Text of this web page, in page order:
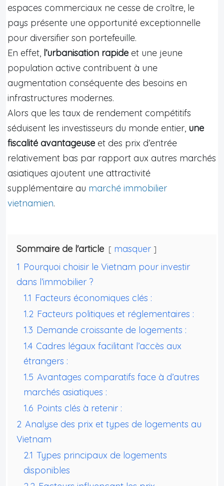
espaces commerciaux ne cesse de croître, le
pays présente une opportunité exceptionnelle
pour diversifier son portefeuille.
En effet, l’urbanisation rapide et une jeune
population active contribuent à une
augmentation conséquente des besoins en
infrastructures modernes.
Alors que les taux de rendement compétitifs
séduisent les investisseurs du monde entier, une
fiscalité avantageuse et des prix d’entrée
relativement bas par rapport aux autres marchés
asiatiques ajoutent une attractivité
supplémentaire au marché immobilier
vietnamien.
Sommaire de l'article
masquer
1 Pourquoi choisir le Vietnam pour investir
dans l’immobilier ?
1.1 Facteurs économiques clés :
1.2 Facteurs politiques et réglementaires :
1.3 Demande croissante de logements :
1.4 Cadres légaux facilitant l’accès aux
étrangers :
1.5 Avantages comparatifs face à d’autres
marchés asiatiques :
1.6 Points clés à retenir :
2 Analyse des prix et types de logements au
Vietnam
2.1 Types principaux de logements
disponibles